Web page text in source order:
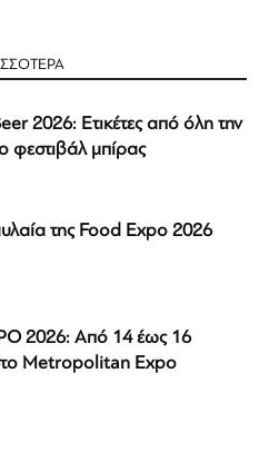
2026: Ετικέτες από όλη την
φεστιβάλ μπίρας
της Food Expo 2026
2026: Από 14 έως 16
Metropolitan Expo